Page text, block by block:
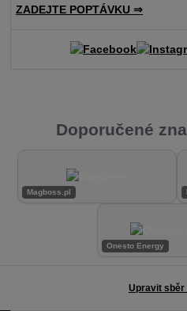
ZADEJTE POPTÁVKU ⇒
Doporučené
Magboss.pl
Onesto Energy
Upravit sběr